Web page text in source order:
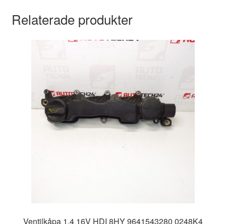
Relaterade produkter
Ventilkåpa 1.4 16V HDI 8HY 9641543280 0248K4